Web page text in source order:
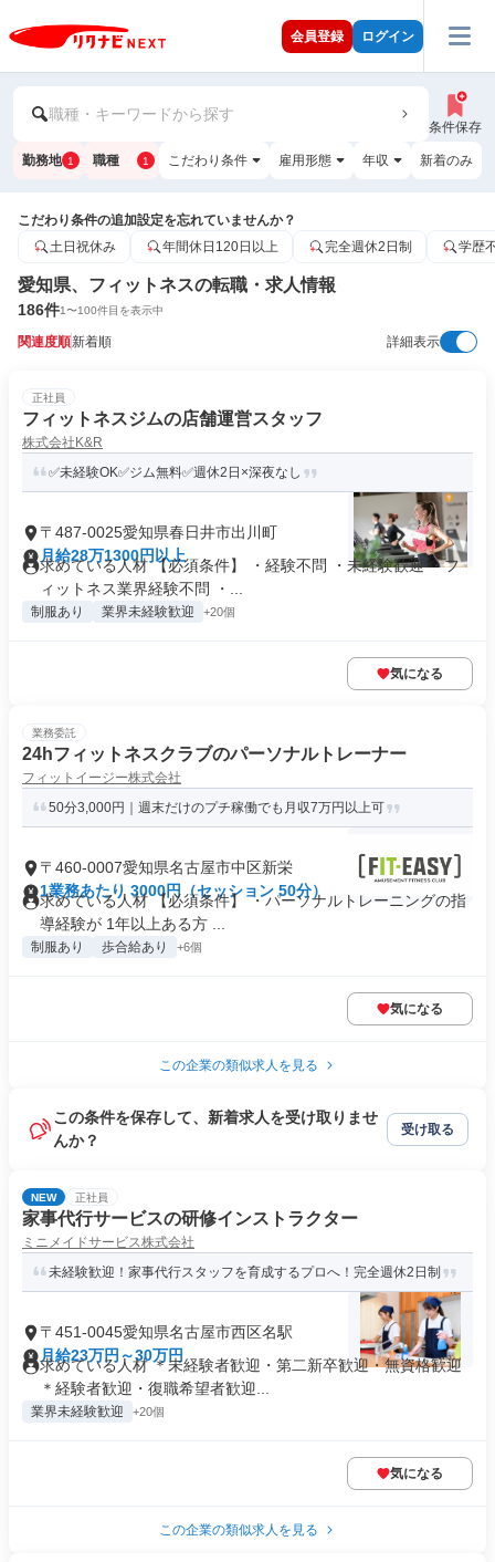
会員登録 ログイン
職種・キーワードから探す
条件保存
勤務地 1 職種 1 こだわり条件 雇用形態 年収 新着のみ
こだわり条件の追加設定を忘れていませんか？
土日祝休み
年間休日120日以上 完全週休2日制 学歴
愛知県、フィットネスの転職・求人情報
186件1〜100件目を表示中
関連度順新着順 詳細表示
正社員
フィットネスジムの店舗運営スタッフ
株式会社K&R
✅未経験OK✅ジム無料✅週休2日×深夜なし
〒487-0025愛知県春日井市出川町
月給28万1300円以上
求めている人材 【必須条件】 ・経験不問 ・未経験歓迎 ・フ
ィットネス業界経験不問 ・...
制服あり 業界未経験歓迎 +20個
気になる
業務委託
24hフィットネスクラブのパーソナルトレーナー
フィットイージー株式会社
50分3,000円｜週末だけのプチ稼働でも月収7万円以上可
〒460-0007愛知県名古屋市中区新栄
1業務あたり 3000円（セッション 50分）
求めている人材 【必須条件】 ・パーソナルトレーニングの指
導経験が 1年以上ある方 ...
制服あり 歩合給あり +6個
気になる
この企業の類似求人を見る
この条件を保存して、新着求人を受け取りませ
んか？
受け取る
NEW 正社員
家事代行サービスの研修インストラクター
ミニメイドサービス株式会社
未経験歓迎！家事代行スタッフを育成するプロへ！完全週休2日制
〒451-0045愛知県名古屋市西区名駅
月給23万円～30万円
求めている人材 ＊未経験者歓迎・第二新卒歓迎・無資格歓迎
＊経験者歓迎・復職希望者歓迎...
業界未経験歓迎 +20個
気になる
この企業の類似求人を見る